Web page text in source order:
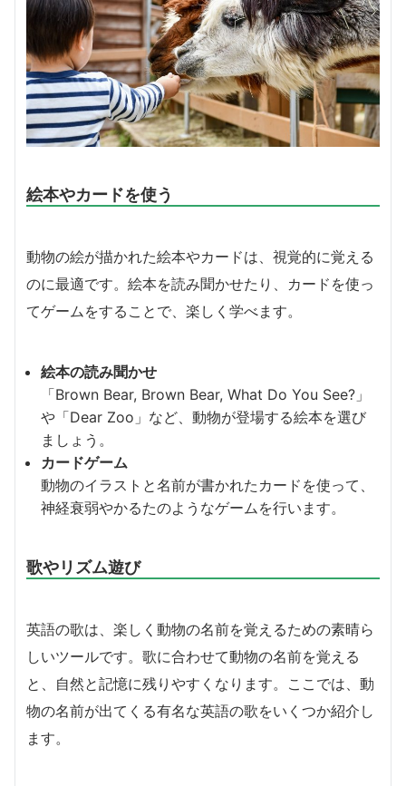
絵本やカードを使う
動物の絵が描かれた絵本やカードは、視覚的に覚える
のに最適です。絵本を読み聞かせたり、カードを使っ
てゲームをすることで、楽しく学べます。
絵本の読み聞かせ
「Brown Bear, Brown Bear, What Do You See?」
や「Dear Zoo」など、動物が登場する絵本を選び
ましょう。
カードゲーム
動物のイラストと名前が書かれたカードを使って、
神経衰弱やかるたのようなゲームを行います。
歌やリズム遊び
英語の歌は、楽しく動物の名前を覚えるための素晴ら
しいツールです。歌に合わせて動物の名前を覚える
と、自然と記憶に残りやすくなります。ここでは、動
物の名前が出てくる有名な英語の歌をいくつか紹介し
ます。